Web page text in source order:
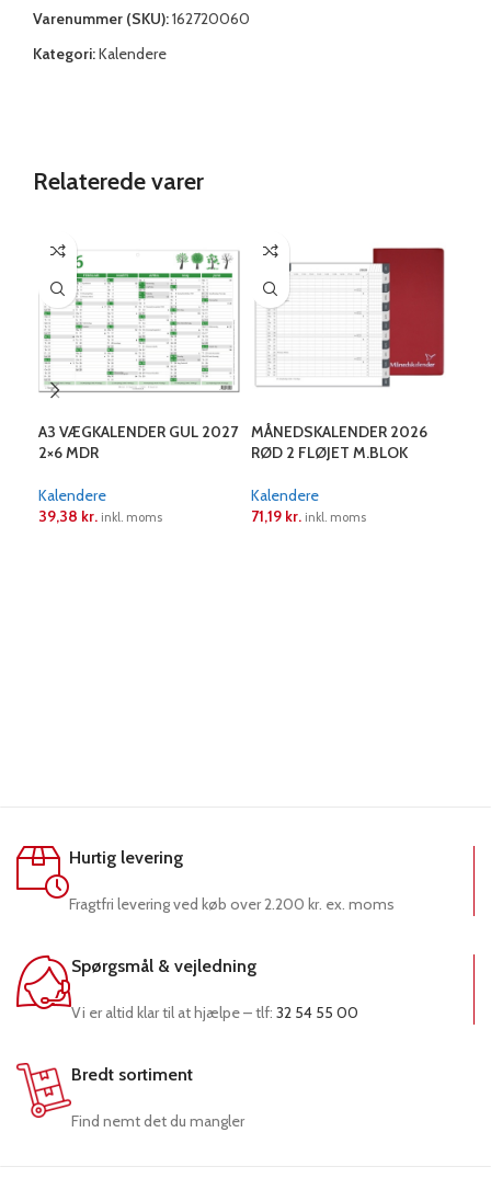
Varenummer (SKU):162720060
Kategori:Kalendere
Relaterede varer
A3 VÆGKALENDER GUL 2027
2×6 MDR
Kalendere
39,38 kr. inkl. moms
MÅNEDSKALENDER 2026
RØD 2 FLØJET M.BLOK
Kalendere
71,19 kr. inkl. moms
Hurtig levering
Fragtfri levering ved køb over 2.200 kr. ex. moms
Spørgsmål & vejledning
Vi er altid klar til at hjælpe – tlf: 32 54 55 00
Bredt sortiment
Find nemt det du mangler